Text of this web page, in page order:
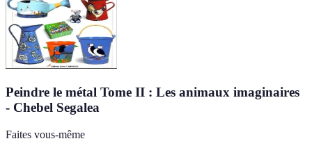
Peindre le métal Tome II : Les animaux imaginaires
- Chebel Segalea
Faites vous-même